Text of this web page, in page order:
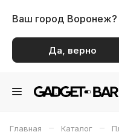
Ваш город Воронеж?
Да, верно
Главная – Каталог –